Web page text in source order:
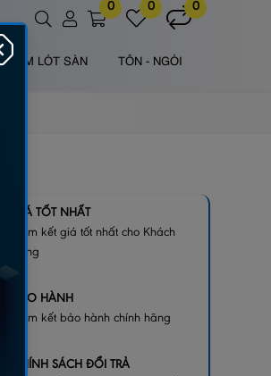
0 0 0
TẤM LÓT SÀN TÔN - NGÓI
GIÁ TỐT NHẤT
Cam kết giá tốt nhất cho Khách
hàng
BẢO HÀNH
Cam kết bảo hành chính hãng
CHÍNH SÁCH ĐỔI TRẢ